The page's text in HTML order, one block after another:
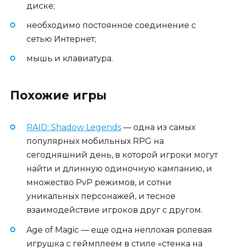
диске;
необходимо постоянное соединение с
сетью Интернет;
мышь и клавиатура.
Похожие игры
RAID: Shadow Legends — одна из самых
популярных мобильных RPG на
сегодняшний день, в которой игроки могут
найти и длинную одиночную кампанию, и
множество PvP режимов, и сотни
уникальных персонажей, и тесное
взаимодействие игроков друг с другом.
Age of Magic — еще одна неплохая ролевая
игрушка с геймплеем в стиле «стенка на